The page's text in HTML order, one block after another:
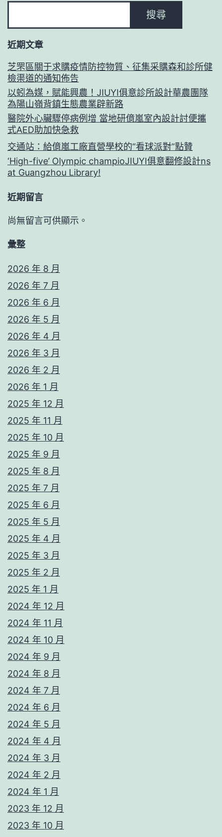
搜尋
近期文章
芝罘區關于求購疫情防控物質、征集采購森和診所健
檢渠道的通知佈告
以蚓為媒，賦能興農！JIUYI俱意診所設計華農團隊
為陽山嶺背鎮生態農業辟新路
醫院外心臟驟停病例增 當地研億嵐室內設計討便攜
式AED助加快急救
交通站：給億嵐工廠直營學校的“看球派對”點贊
‘High-five’ Olympic champioJIUYI俱意翻修設計ns
at Guangzhou Library!
近期留言
尚無留言可供顯示。
彙整
2026 年 8 月
2026 年 7 月
2026 年 6 月
2026 年 5 月
2026 年 4 月
2026 年 3 月
2026 年 2 月
2026 年 1 月
2025 年 12 月
2025 年 11 月
2025 年 10 月
2025 年 9 月
2025 年 8 月
2025 年 7 月
2025 年 6 月
2025 年 5 月
2025 年 4 月
2025 年 3 月
2025 年 2 月
2025 年 1 月
2024 年 12 月
2024 年 11 月
2024 年 10 月
2024 年 9 月
2024 年 8 月
2024 年 7 月
2024 年 6 月
2024 年 5 月
2024 年 4 月
2024 年 3 月
2024 年 2 月
2024 年 1 月
2023 年 12 月
2023 年 10 月